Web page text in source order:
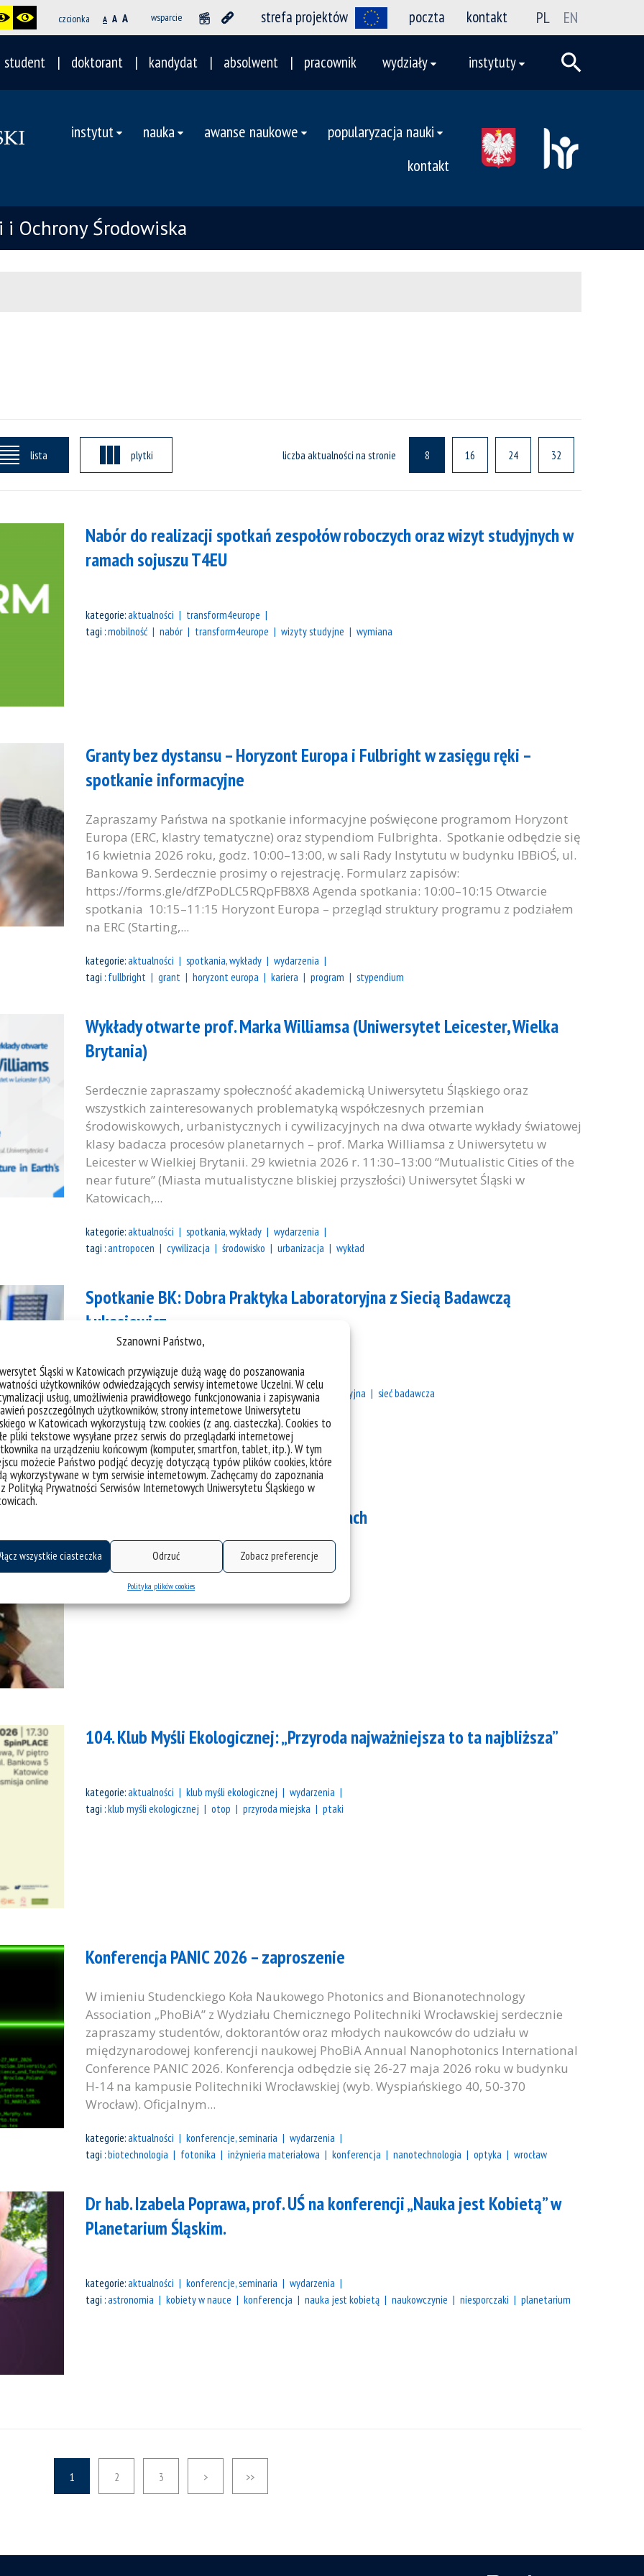
Szanowni Państwo,
Śląski w Katowicach przywiązuje dużą wagę do poszanowania
użytkowników odwiedzających serwisy internetowe Uczelni. W celu
usług, umożliwienia prawidłowego funkcjonowania i zapisywania
poszczególnych użytkowników, strony internetowe Uniwersytetu
w Katowicach wykorzystują tzw. cookies (z ang. ciasteczka). Cookies to
pliki tekstowe wysyłane przez serwis do przeglądarki internetowej
na urządzeniu końcowym (komputer, smartfon, tablet, itp.). W tym
możecie Państwo podjąć decyzję dotyczącą typów plików cookies, które
wykorzystywane w tym serwisie internetowym. Zachęcamy do zapoznania
Polityką Prywatności Serwisów Internetowych Uniwersytetu Śląskiego w
wszystkie ciasteczka Odrzuć Zobacz preferencje
Polityka plików cookies
czcionka A A A wsparcie strefa projektów poczta kontakt PL EN
student doktorant kandydat absolwent pracownik wydziały instytuty
instytut nauka awanse naukowe
popularyzacja nauki
kontakt
Ochrony Środowiska
lista plytki liczba aktualności na stronie 8 16 24 32
Nabór do realizacji spotkań zespołów roboczych oraz wizyt studyjnych w
ramach sojuszu T4EU
kategorie:aktualności
transform4europe
tagi :mobilność nabór transform4europe wizyty studyjne wymiana
Granty bez dystansu – Horyzont Europa i Fulbright w zasięgu ręki –
spotkanie informacyjne
Zapraszamy Państwa na spotkanie informacyjne poświęcone programom Horyzont
Europa (ERC, klastry tematyczne) oraz stypendiom Fulbrighta. Spotkanie odbędzie się
16 kwietnia 2026 roku, godz. 10:00–13:00, w sali Rady Instytutu w budynku IBBiOŚ, ul.
Bankowa 9. Serdecznie prosimy o rejestrację. Formularz zapisów:
https://forms.gle/dfZPoDLC5RQpFB8X8 Agenda spotkania: 10:00–10:15 Otwarcie
spotkania 10:15–11:15 Horyzont Europa – przegląd struktury programu z podziałem
na ERC (Starting,...
kategorie:aktualności spotkania, wykłady
wydarzenia
tagi : fullbright grant horyzont europa kariera program stypendium
Wykłady otwarte prof. Marka Williamsa (Uniwersytet Leicester, Wielka
Brytania)
Serdecznie zapraszamy społeczność akademicką Uniwersytetu Śląskiego oraz
wszystkich zainteresowanych problematyką współczesnych przemian
środowiskowych, urbanistycznych i cywilizacyjnych na dwa otwarte wykłady światowej
klasy badacza procesów planetarnych – prof. Marka Williamsa z Uniwersytetu w
Leicester w Wielkiej Brytanii. 29 kwietnia 2026 r. 11:30–13:00 “Mutualistic Cities of the
near future” (Miasta mutualistyczne bliskiej przyszłości) Uniwersytet Śląski w
Katowicach,...
kategorie:aktualności spotkania, wykłady
wydarzenia
tagi :antropocen cywilizacja środowisko urbanizacja wykład
Spotkanie BK: Dobra Praktyka Laboratoryjna z Siecią Badawczą
Łukasiewicz
kategorie: aktualności spotkania, wykłady
wydarzenia
tagi :badania biuro karier laboratorium praktyka laboratoryjna sieć badawcza
Wydarzenie sieciujące T4EU w Katowicach
kategorie:aktualności transform4europe
wydarzenia
sesje transform4europe
104. Klub Myśli Ekologicznej: „Przyroda najważniejsza to ta najbliższa”
kategorie:aktualności klub myśli ekologicznej
wydarzenia
tagi :klub myśli ekologicznej otop przyroda miejska ptaki
Konferencja PANIC 2026 – zaproszenie
W imieniu Studenckiego Koła Naukowego Photonics and Bionanotechnology
Association „PhoBiA” z Wydziału Chemicznego Politechniki Wrocławskiej serdecznie
zapraszamy studentów, doktorantów oraz młodych naukowców do udziału w
międzynarodowej konferencji naukowej PhoBiA Annual Nanophotonics International
Conference PANIC 2026. Konferencja odbędzie się 26-27 maja 2026 roku w budynku
H-14 na kampusie Politechniki Wrocławskiej (wyb. Wyspiańskiego 40, 50-370
Wrocław). Oficjalnym...
kategorie:aktualności konferencje, seminaria
wydarzenia
tagi :biotechnologia fotonika inżynieria materiałowa konferencja nanotechnologia optyka wrocław
Dr hab. Izabela Poprawa, prof. UŚ na konferencji „Nauka jest Kobietą” w
Planetarium Śląskim.
kategorie:aktualności konferencje, seminaria
wydarzenia
tagi :astronomia kobiety w nauce konferencja nauka jest kobietą naukowczynie niesporczaki planetarium
1 2 3 > >>